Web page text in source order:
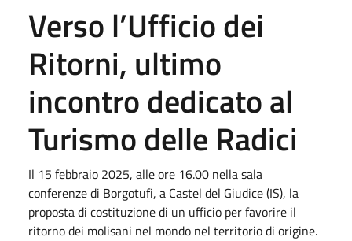
Verso l’Ufficio dei
Ritorni, ultimo
incontro dedicato al
Turismo delle Radici
Il 15 febbraio 2025, alle ore 16.00 nella sala
conferenze di Borgotufi, a Castel del Giudice (IS), la
proposta di costituzione di un ufficio per favorire il
ritorno dei molisani nel mondo nel territorio di origine.